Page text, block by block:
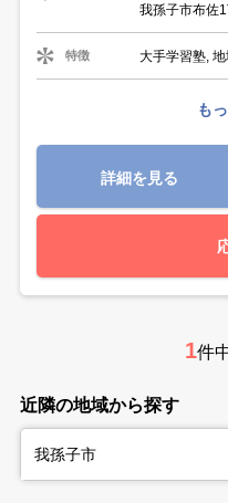
我孫子市布佐
特徴 大手学習塾,
も
詳細を見る
1件
近隣の地域から探す
我孫子市